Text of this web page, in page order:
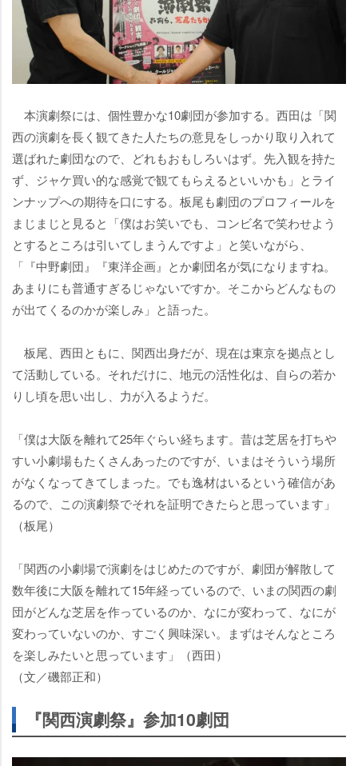
本演劇祭には、個性豊かな10劇団が参加する。西田は「関
西の演劇を長く観てきた人たちの意見をしっかり取り入れて
選ばれた劇団なので、どれもおもしろいはず。先入観を持た
ず、ジャケ買い的な感覚で観てもらえるといいかも」とライ
ンナップへの期待を口にする。板尾も劇団のプロフィールを
まじまじと見ると「僕はお笑いでも、コンビ名で笑わせよう
とするところは引いてしまうんですよ」と笑いながら、
「『中野劇団』『東洋企画』とか劇団名が気になりますね。
あまりにも普通すぎるじゃないですか。そこからどんなもの
が出てくるのかが楽しみ」と語った。
板尾、西田ともに、関西出身だが、現在は東京を拠点とし
て活動している。それだけに、地元の活性化は、自らの若か
りし頃を思い出し、力が入るようだ。
「僕は大阪を離れて25年ぐらい経ちます。昔は芝居を打ち
すい小劇場もたくさんあったのですが、いまはそういう場所
がなくなってきてしまった。でも逸材はいるという確信があ
るので、この演劇祭でそれを証明できたらと思っています」
（板尾）
「関西の小劇場で演劇をはじめたのですが、劇団が解散して
数年後に大阪を離れて15年経っているので、いまの関西の劇
団がどんな芝居を作っているのか、なにが変わって、なにが
変わっていないのか、すごく興味深い。まずはそんなところ
を楽しみたいと思っています」（西田）
（文／磯部正和）
『関西演劇祭』参加10劇団